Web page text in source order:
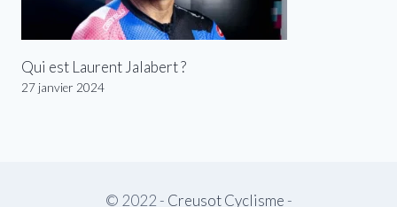
Qui est Laurent Jalabert ?
27 janvier 2024
© 2022 - Creusot Cyclisme -